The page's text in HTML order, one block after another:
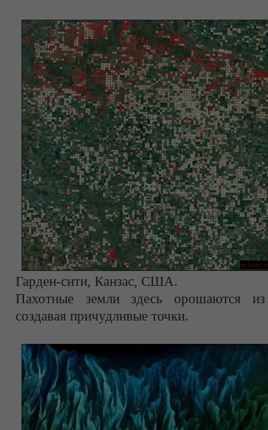
Гарден-сити, Канзас, США.
Пахотные земли здесь орошаются
создавая причудливые точки.